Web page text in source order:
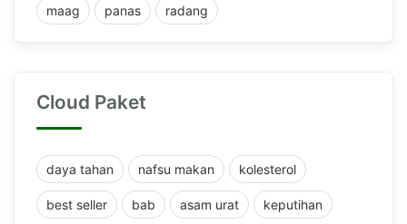
maag panas radang
Cloud Paket
daya tahan nafsu makan kolesterol
best seller bab asam urat keputihan